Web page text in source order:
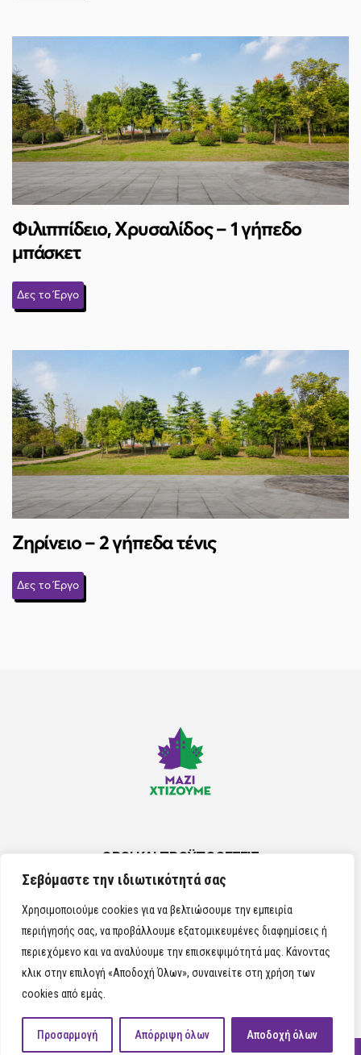
Σεβόμαστε την ιδιωτικότητά σας
Χρησιμοποιούμε cookies για να βελτιώσουμε την εμπειρία
περιήγησής σας, να προβάλλουμε εξατομικευμένες διαφημίσεις ή
περιεχόμενο και να αναλύουμε την επισκεψιμότητά μας. Κάνοντας
κλικ στην επιλογή «Αποδοχή Όλων», συναινείτε στη χρήση των
cookies από εμάς.
Προσαρμογή Απόρριψη όλων Αποδοχή όλων
Φιλιππίδειο, Χρυσαλίδος – 1 γήπεδο
μπάσκετ
Δες το Έργο
Ζηρίνειο – 2 γήπεδα τένις
Δες το Έργο
ΟΡΟΙ ΚΑΙ ΠΡΟΫΠΟΘΕΣΕΙΣ
ΠΟΛΙΤΙΚΗ ΤΩΝ COOKIES